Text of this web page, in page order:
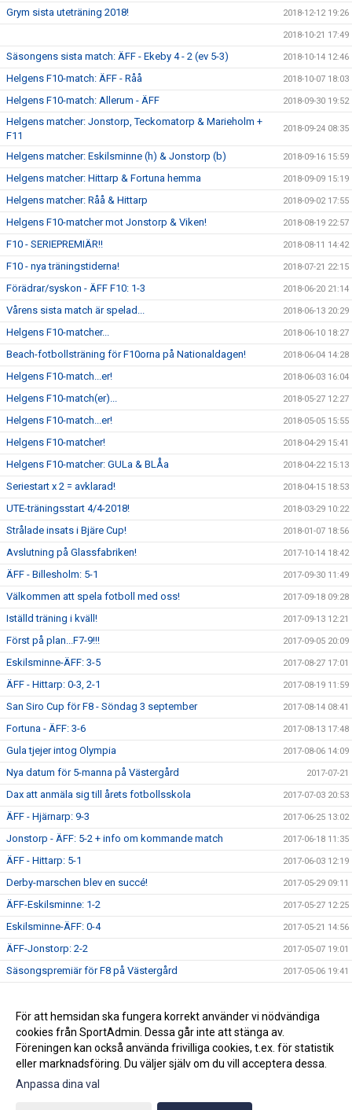
Grym sista uteträning 2018! 2018-12-12 19:26
2018-10-21 17:49
Säsongens sista match: ÄFF - Ekeby 4 - 2 (ev 5-3) 2018-10-14 12:46
Helgens F10-match: ÄFF - Råå 2018-10-07 18:03
Helgens F10-match: Allerum - ÄFF 2018-09-30 19:52
Helgens matcher: Jonstorp, Teckomatorp & Marieholm +
F11
2018-09-24 08:35
Helgens matcher: Eskilsminne (h) & Jonstorp (b) 2018-09-16 15:59
Helgens matcher: Hittarp & Fortuna hemma 2018-09-09 15:19
Helgens matcher: Råå & Hittarp 2018-09-02 17:55
Helgens F10-matcher mot Jonstorp & Viken! 2018-08-19 22:57
F10 - SERIEPREMIÄR!! 2018-08-11 14:42
F10 - nya träningstiderna! 2018-07-21 22:15
Förädrar/syskon - ÄFF F10: 1-3 2018-06-20 21:14
Vårens sista match är spelad... 2018-06-13 20:29
Helgens F10-matcher... 2018-06-10 18:27
Beach-fotbollsträning för F10orna på Nationaldagen! 2018-06-04 14:28
Helgens F10-match...er! 2018-06-03 16:04
Helgens F10-match(er)... 2018-05-27 12:27
Helgens F10-match...er! 2018-05-05 15:55
Helgens F10-matcher! 2018-04-29 15:41
Helgens F10-matcher: GULa & BLÅa 2018-04-22 15:13
Seriestart x 2 = avklarad! 2018-04-15 18:53
UTE-träningsstart 4/4-2018! 2018-03-29 10:22
Strålade insats i Bjäre Cup! 2018-01-07 18:56
Avslutning på Glassfabriken! 2017-10-14 18:42
ÄFF - Billesholm: 5-1 2017-09-30 11:49
Välkommen att spela fotboll med oss! 2017-09-18 09:28
Iställd träning i kväll! 2017-09-13 12:21
Först på plan...F7-9!!! 2017-09-05 20:09
Eskilsminne-ÄFF: 3-5 2017-08-27 17:01
ÄFF - Hittarp: 0-3, 2-1 2017-08-19 11:59
San Siro Cup för F8 - Söndag 3 september 2017-08-14 08:41
Fortuna - ÄFF: 3-6 2017-08-13 17:48
Gula tjejer intog Olympia 2017-08-06 14:09
Nya datum för 5-manna på Västergård 2017-07-21
Dax att anmäla sig till årets fotbollsskola 2017-07-03 20:53
ÄFF - Hjärnarp: 9-3 2017-06-25 13:02
Jonstorp - ÄFF: 5-2 + info om kommande match 2017-06-18 11:35
ÄFF - Hittarp: 5-1 2017-06-03 12:19
Derby-marschen blev en succé! 2017-05-29 09:11
ÄFF-Eskilsminne: 1-2 2017-05-27 12:25
Eskilsminne-ÄFF: 0-4 2017-05-21 14:56
ÄFF-Jonstorp: 2-2 2017-05-07 19:01
Säsongspremiär för F8 på Västergård 2017-05-06 19:41
Inställd Träning - Lördag 29/4 2017-04-27 12:40
Premiärmatch för F9: Hittarp-ÄFF 0-2 2017-04-23 11:15
Gå till Webbversion
För att hemsidan ska fungera korrekt använder vi nödvändiga
cookies från SportAdmin. Dessa går inte att stänga av.
Föreningen kan också använda frivilliga cookies, t.ex. för statistik
eller marknadsföring. Du väljer själv om du vill acceptera dessa.
Anpassa dina val